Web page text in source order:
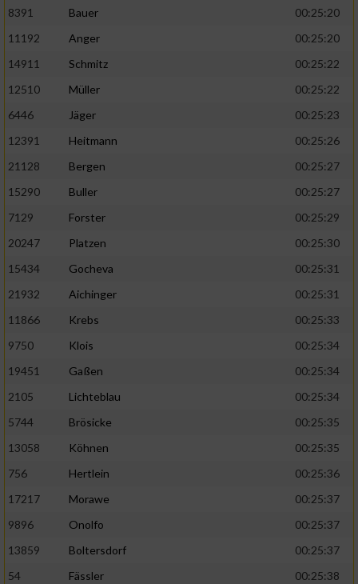
8391
Bauer
00:25:20
11192
Anger
00:25:20
14911
Schmitz
00:25:22
12510
Müller
00:25:22
6446
Jäger
00:25:23
12391
Heitmann
00:25:26
21128
Bergen
00:25:27
15290
Buller
00:25:27
7129
Forster
00:25:29
20247
Platzen
00:25:30
15434
Gocheva
00:25:31
21932
Aichinger
00:25:31
11866
Krebs
00:25:33
9750
Klois
00:25:34
19451
Gaßen
00:25:34
2105
Lichteblau
00:25:34
5744
Brösicke
00:25:35
13058
Köhnen
00:25:35
756
Hertlein
00:25:36
17217
Morawe
00:25:37
9896
Onolfo
00:25:37
13859
Boltersdorf
00:25:37
54
Fässler
00:25:38